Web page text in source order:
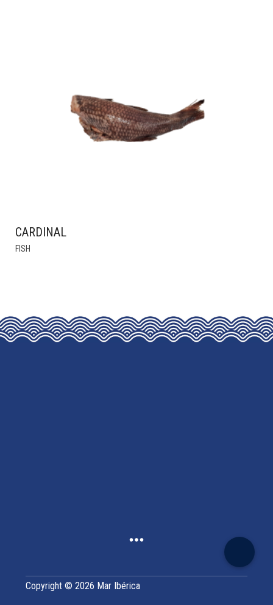
CARDINAL
FISH
OPTIONS
MAY
Copyright © 2026 Mar Ibérica